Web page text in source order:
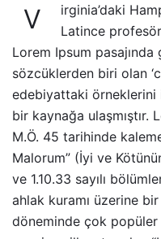
V
irginia’daki
Latince
Lorem Ipsum pasajında
sözcüklerden biri olan
edebiyattaki örneklerini
bir kaynağa ulaşmıştır.
M.Ö. 45 tarihinde
Malorum” (İyi ve
ve 1.10.33 sayılı
ahlak kuramı üzerine
döneminde çok